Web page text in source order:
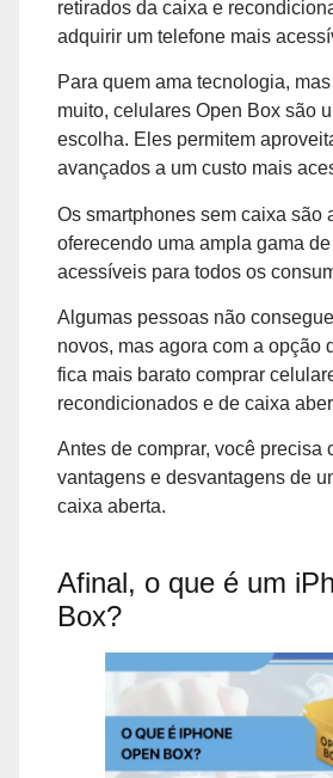
retirados da caixa e
adquirir um telefone mais
Para quem ama tecnologia,
muito, celulares Open Box são
escolha. Eles permitem
avançados a um custo mais
Os smartphones sem caixa são
oferecendo uma ampla gama
acessíveis para todos os
Algumas pessoas não
novos, mas agora com a opção
fica mais barato comprar
recondicionados e de caixa
Antes de comprar, você precisa
vantagens e desvantagens de
caixa aberta.
Afinal, o que é um
Box?